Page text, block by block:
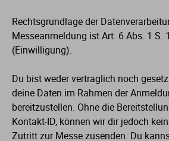
Rechtsgrundlage der
Messeanmeldung ist Art. 6 Abs. 1 S.
(Einwilligung).
Du bist weder vertraglich noch
deine Daten im Rahmen der
bereitzustellen. Ohne die
Kontakt-ID, können wir dir jedoch
Zutritt zur Messe zusenden. Du